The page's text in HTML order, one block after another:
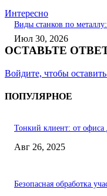
Интересно
Виды станков по
Июл 30, 2026
ОСТАВЬТЕ
Войдите, чтобы
ПОПУЛЯРНОЕ
Тонкий клиент: от офиса
Авг 26, 2025
Безопасная обработка